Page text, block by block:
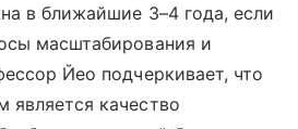
в ближайшие 3–4 года, если
масштабирования и
Йео подчеркивает, что
качество